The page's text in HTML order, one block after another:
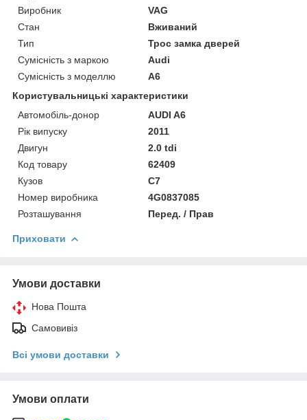
Виробник
VAG
Стан
Вживаний
Тип
Трос замка дверей
Сумісність з маркою
Audi
Сумісність з моделлю
A6
Користувальницькі характеристики
Автомобіль-донор
AUDI A6
Рік випуску
2011
Двигун
2.0 tdi
Код товару
62409
Кузов
C7
Номер виробника
4G0837085
Розташування
Перед. / Прав
Приховати
Умови доставки
Нова Пошта
Самовивіз
Всі умови доставки
Умови оплати